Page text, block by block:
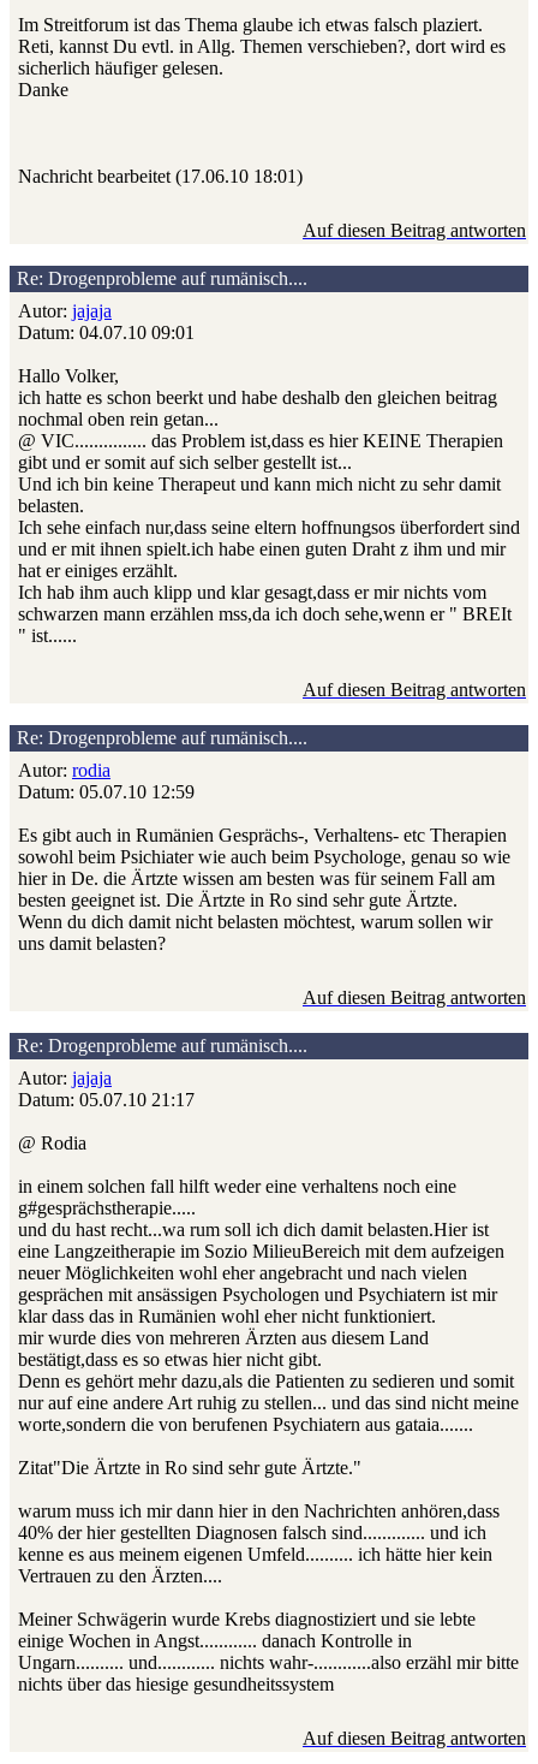
Im Streitforum ist das Thema glaube ich etwas falsch plaziert.
Reti, kannst Du evtl. in Allg. Themen verschieben?, dort wird es
sicherlich häufiger gelesen.
Danke
Nachricht bearbeitet (17.06.10 18:01)
Auf diesen Beitrag antworten
Re: Drogenprobleme auf rumänisch....
Autor: jajaja
Datum: 04.07.10 09:01
Hallo Volker,
ich hatte es schon beerkt und habe deshalb den gleichen beitrag
nochmal oben rein getan...
@ VIC............... das Problem ist,dass es hier KEINE Therapien
gibt und er somit auf sich selber gestellt ist...
Und ich bin keine Therapeut und kann mich nicht zu sehr damit
belasten.
Ich sehe einfach nur,dass seine eltern hoffnungsos überfordert sind
und er mit ihnen spielt.ich habe einen guten Draht z ihm und mir
hat er einiges erzählt.
Ich hab ihm auch klipp und klar gesagt,dass er mir nichts vom
schwarzen mann erzählen mss,da ich doch sehe,wenn er " BREIt
" ist......
Auf diesen Beitrag antworten
Re: Drogenprobleme auf rumänisch....
Autor: rodia
Datum: 05.07.10 12:59
Es gibt auch in Rumänien Gesprächs-, Verhaltens- etc Therapien
sowohl beim Psichiater wie auch beim Psychologe, genau so wie
hier in De. die Ärtzte wissen am besten was für seinem Fall am
besten geeignet ist. Die Ärtzte in Ro sind sehr gute Ärtzte.
Wenn du dich damit nicht belasten möchtest, warum sollen wir
uns damit belasten?
Auf diesen Beitrag antworten
Re: Drogenprobleme auf rumänisch....
Autor: jajaja
Datum: 05.07.10 21:17
@ Rodia
in einem solchen fall hilft weder eine verhaltens noch eine
g#gesprächstherapie.....
und du hast recht...wa rum soll ich dich damit belasten.Hier ist
eine Langzeitherapie im Sozio MilieuBereich mit dem aufzeigen
neuer Möglichkeiten wohl eher angebracht und nach vielen
gesprächen mit ansässigen Psychologen und Psychiatern ist mir
klar dass das in Rumänien wohl eher nicht funktioniert.
mir wurde dies von mehreren Ärzten aus diesem Land
bestätigt,dass es so etwas hier nicht gibt.
Denn es gehört mehr dazu,als die Patienten zu sedieren und somit
nur auf eine andere Art ruhig zu stellen... und das sind nicht meine
worte,sondern die von berufenen Psychiatern aus gataia.......
Zitat"Die Ärtzte in Ro sind sehr gute Ärtzte."
warum muss ich mir dann hier in den Nachrichten anhören,dass
40% der hier gestellten Diagnosen falsch sind............. und ich
kenne es aus meinem eigenen Umfeld.......... ich hätte hier kein
Vertrauen zu den Ärzten....
Meiner Schwägerin wurde Krebs diagnostiziert und sie lebte
einige Wochen in Angst............ danach Kontrolle in
Ungarn.......... und............ nichts wahr-............also erzähl mir bitte
nichts über das hiesige gesundheitssystem
Auf diesen Beitrag antworten